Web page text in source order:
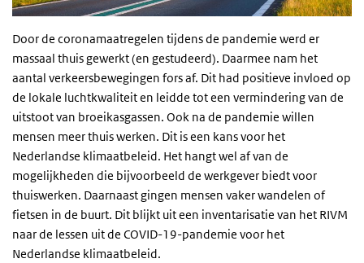
Door de coronamaatregelen tijdens de pandemie werd er
massaal thuis gewerkt (en gestudeerd). Daarmee nam het
aantal verkeersbewegingen fors af. Dit had positieve invloed op
de lokale luchtkwaliteit en leidde tot een vermindering van de
uitstoot van broeikasgassen. Ook na de pandemie willen
mensen meer thuis werken. Dit is een kans voor het
Nederlandse klimaatbeleid. Het hangt wel af van de
mogelijkheden die bijvoorbeeld de werkgever biedt voor
thuiswerken. Daarnaast gingen mensen vaker wandelen of
fietsen in de buurt. Dit blijkt uit een inventarisatie van het RIVM
naar de lessen uit de COVID-19-pandemie voor het
Nederlandse klimaatbeleid.